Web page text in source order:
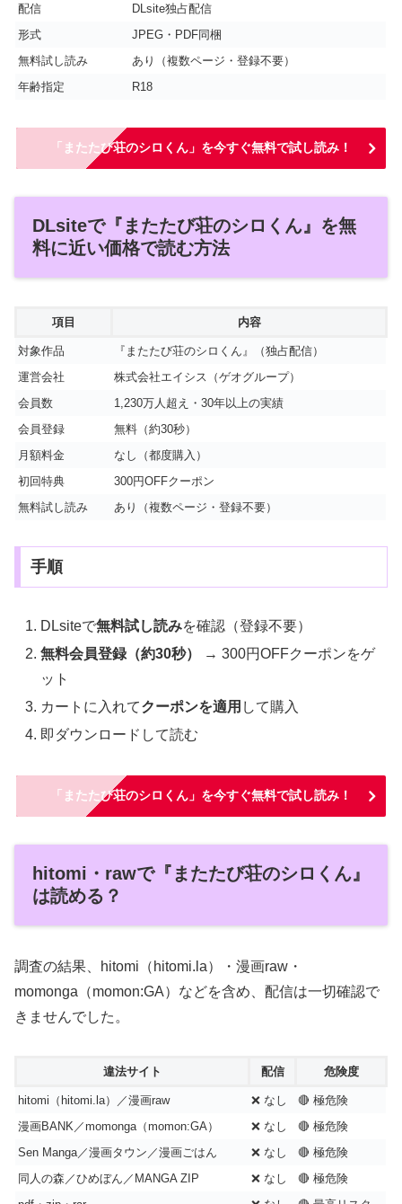
配信
DLsite独占配信
形式
JPEG・PDF同梱
無料試し読み
あり（複数ページ・登録不要）
年齢指定
R18
「またたび荘のシロくん」を今すぐ無料で試し読み！
DLsiteで『またたび荘のシロくん』を無
料に近い価格で読む方法
項目 内容
対象作品
『またたび荘のシロくん』（独占配信）
運営会社
株式会社エイシス（ゲオグループ）
会員数
1,230万人超え・30年以上の実績
会員登録
無料（約30秒）
月額料金
なし（都度購入）
初回特典
300円OFFクーポン
無料試し読み
あり（複数ページ・登録不要）
手順
DLsiteで無料試し読みを確認（登録不要）
無料会員登録（約30秒）
→ 300円OFFクーポンをゲ
ット
カートに入れてクーポンを適用 して購入
即ダウンロードして読む
「またたび荘のシロくん」を今すぐ無料で試し読み！
hitomi・rawで『またたび荘のシロくん』
は読める？
調査の結果、hitomi（hitomi.la）・漫画raw・
momonga（momon:GA）などを含め、配信は一切確認で
きませんでした。
違法サイト 配信 危険度
hitomi（hitomi.la）／漫画raw ❌ なし
🔴 極危険
漫画BANK／momonga（momon:GA）
❌ なし
🔴 極危険
Sen Manga／漫画タウン／漫画ごはん
❌ なし
🔴 極危険
同人の森／ひめぼん／MANGA ZIP
❌ なし
🔴 極危険